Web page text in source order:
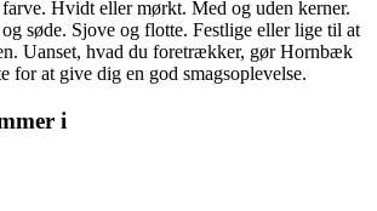
Hvidt eller mørkt. Med og uden kerner.
søde. Sjove og flotte. Festlige eller lige til at
Uanset, hvad du foretrækker, gør Hornbæk
for at give dig en god smagsoplevelse.
i